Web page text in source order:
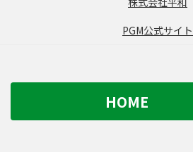
PGM公式サイト
HOME